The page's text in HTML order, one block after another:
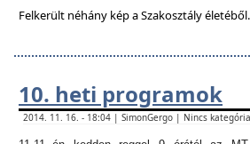
Felkerült néhány kép a Szakosztály
10. heti programok
2014. 11. 16. - 18:04 | SimonGergo | Nincs